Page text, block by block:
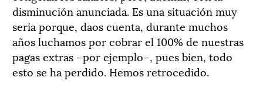
disminución anunciada. Es una situación muy
seria porque, daos cuenta, durante muchos
años luchamos por cobrar el 100% de nuestras
pagas extras –por ejemplo–, pues bien, todo
esto se ha perdido. Hemos retrocedido.